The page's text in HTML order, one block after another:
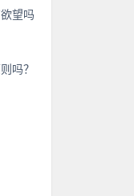
望吗
吗？